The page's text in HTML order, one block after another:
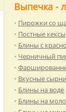
Выпечка -
Пирожки со
Постные кексы
Блины с
Черничный
Вкусные
Блины на воде
Блины на